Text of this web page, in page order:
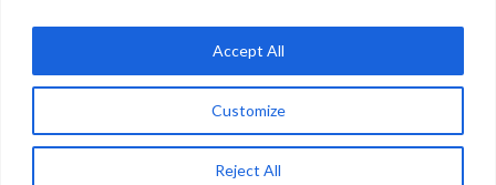
Customize
Reject All
Accept All
AFreshincSolution